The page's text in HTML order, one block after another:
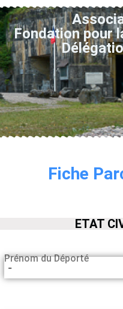
Fondation pour
Fiche
ETAT
Prénom du Déporté
-